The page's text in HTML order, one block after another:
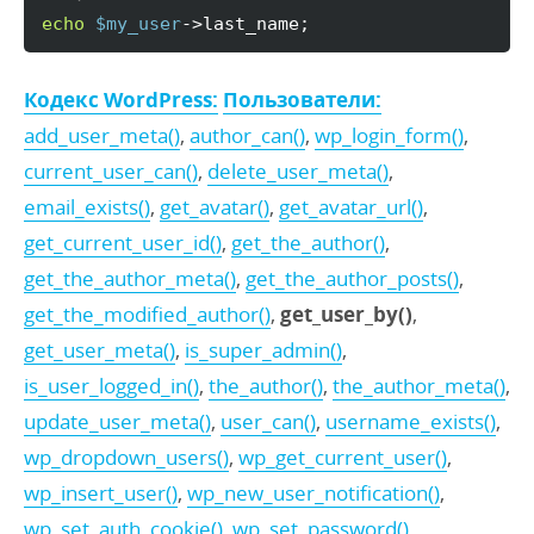
echo
$my_user->last_name;
Кодекс WordPress: Пользователи:
add_user_meta(), author_can(), wp_login_form(),
current_user_can(), delete_user_meta(),
email_exists(), get_avatar(), get_avatar_url(),
get_current_user_id(), get_the_author(),
get_the_author_meta(), get_the_author_posts(),
get_the_modified_author(), get_user_by(),
get_user_meta(), is_super_admin(),
is_user_logged_in(), the_author(), the_author_meta(),
update_user_meta(), user_can(), username_exists(),
wp_dropdown_users(), wp_get_current_user(),
wp_insert_user(), wp_new_user_notification(),